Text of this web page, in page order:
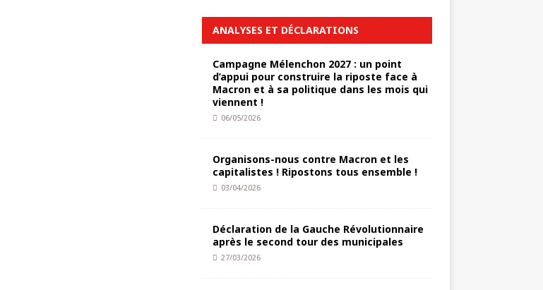
ANALYSES ET DÉCLARATIONS
Campagne Mélenchon 2027 : un point
d’appui pour construire la riposte face à
Macron et à sa politique dans les mois qui
viennent !
06/05/2026
Organisons-nous contre Macron et les
capitalistes ! Ripostons tous ensemble !
03/04/2026
Déclaration de la Gauche Révolutionnaire
après le second tour des municipales
27/03/2026